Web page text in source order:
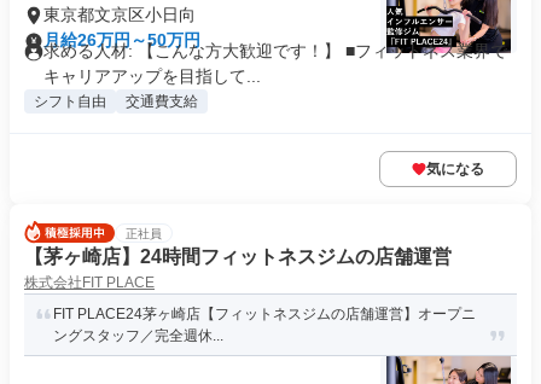
東京都文京区小日向
月給26万円～50万円
求める人材: 【こんな方大歓迎です！】 ■フィットネス業界で
キャリアアップを目指して...
シフト自由 交通費支給
気になる
正社員
【茅ヶ崎店】24時間フィットネスジムの店舗運営
株式会社FIT PLACE
FIT PLACE24茅ヶ崎店【フィットネスジムの店舗運営】オープニ
ングスタッフ／完全週休...